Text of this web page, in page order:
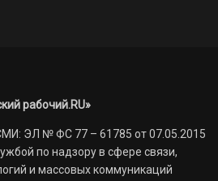
рабочий.RU»
ЭЛ № ФС 77 – 61785 от 07.05.2015
по надзору в сфере связи,
и массовых коммуникаций